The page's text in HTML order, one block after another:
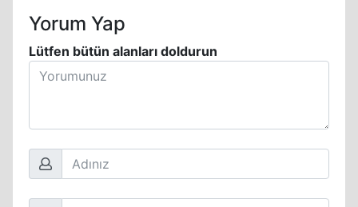
Yorum Yap
Lütfen bütün alanları doldurun